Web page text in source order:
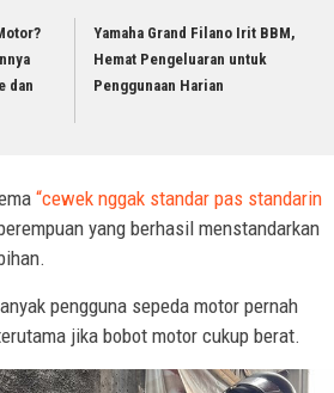
dan
Yamaha Grand Filano Irit BBM,
Hemat Pengeluaran untuk
Penggunaan Harian
“cewek nggak standar pas standarin
yang berhasil menstandarkan
pengguna sepeda motor pernah
jika bobot motor cukup berat.